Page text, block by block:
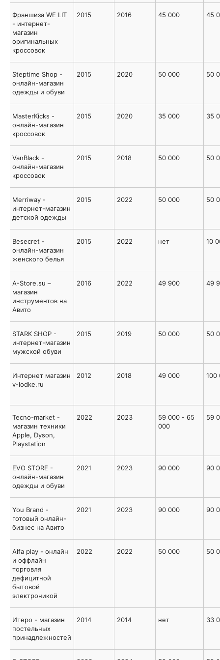
Франшиза WE LIT
- интернет-
магазин
оригинальных
кроссовок
2015 2016 45 000 45
Steptime Shop -
онлайн-магазин
одежды и обуви
2015 2020 50 000 50
MasterKiсks -
онлайн-магазин
кроссовок
2015 2020 35 000 35
VanBlack -
онлайн-магазин
кроссовок
2015 2018 50 000 50
Merriway -
интернет-магазин
детской одежды
2015 2022 50 000 50
Besecret -
онлайн-магазин
женского белья
2015 2022 нет 10
A-Store.su –
магазин
инструментов на
Авито
2016 2022 49 900 49
STARK SHOP -
интернет-магазин
мужской обуви
2015 2019 50 000 50
Интернет магазин
v-lodke.ru
2012 2018 49 000 100
Tecno-market -
магазин техники
Apple, Dyson,
Playstation
2022 2023
59 000 - 65
000
59
EVO STORE -
онлайн-магазин
одежды и обуви
2021 2023 90 000 90
You Brand -
готовый онлайн-
бизнес на Авито
2021 2023 90 000 90
Alfa play - онлайн
и оффлайн
торговля
дефицитной
бытовой
электроникой
2022 2022 50 000 50
Итеро - магазин
постельных
принадлежностей
2014 2014 нет 33